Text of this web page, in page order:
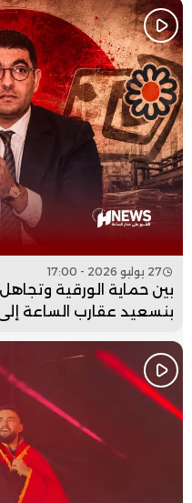
27 يوليو 2026 - 17:00
بين حماية الورقية
بنسعيد عقارب الساعة إلى